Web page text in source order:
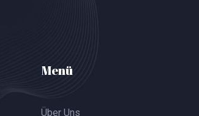
Menü
Über Uns